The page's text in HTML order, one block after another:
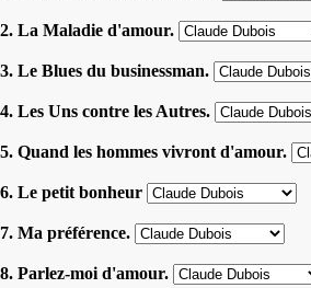
2. La Maladie d'amour.
3. Le Blues du businessman.
4. Les Uns contre les Autres.
5. Quand les hommes vivront d'amour.
6. Le petit bonheur
7. Ma préférence.
8. Parlez-moi d'amour.